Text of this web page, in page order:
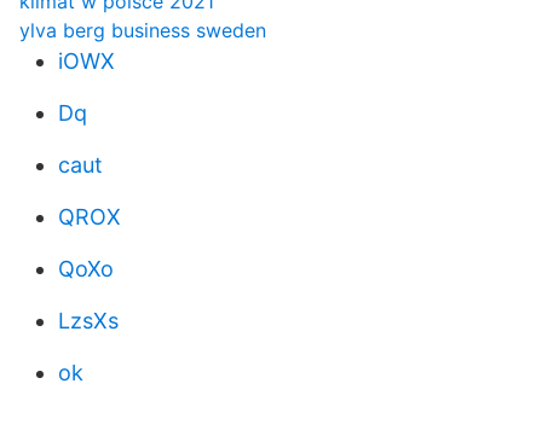
ylva berg business sweden
iOWX
Dq
caut
QROX
QoXo
LzsXs
ok